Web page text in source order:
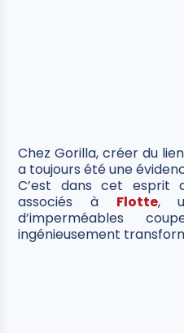
Chez Gorilla, créer du
a toujours été une
C’est dans cet esprit
associés à Flotte,
d’imperméables
ingénieusement